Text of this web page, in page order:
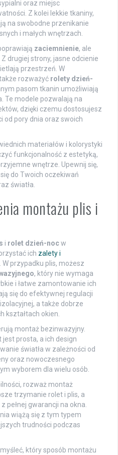
oraz miejsc
Z kolei lekkie tkaniny,
na swobodne przenikanie
i małych wnętrzach.
zaciemnienie, ale
drugiej strony, jasne odcienie
przestrzeń. W
rozważyć rolety dzień-
pasom tkanin umożliwiają
Te modele pozwalają na
dzięki czemu dostosujesz
od pory dnia oraz swoich
materiałów i kolorystyki
funkcjonalność z estetyką,
wnętrze. Upewnij się,
do Twoich oczekiwań
światła.
montażu plis i
i rolet dzień-nocw
ich zalety i
. W przypadku plis, możesz
, który nie wymaga
i łatwe zamontowanie ich
się do efektywnej regulacji
a także dobrze
kształtach okien.
montaż bezinwazyjny.
prosta, a ich design
światła w zależności od
oraz nowoczesnego
wyborem dla wielu osób.
rozważ montaż
trzymanie rolet i plis, a
pełnej gwarancji na okna.
wiążą się z tym typem
trudności podczas
który sposób montażu